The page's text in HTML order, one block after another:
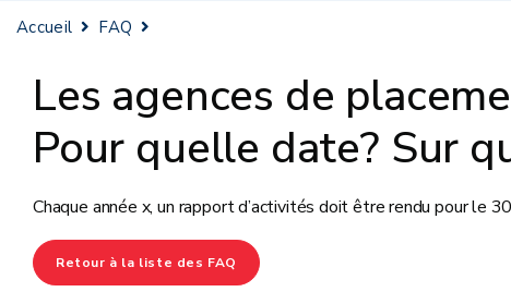
Accueil FAQ
Les agences de
Pour quelle date? Sur
Chaque année x, un rapport d’activités doit être rendu pour le
Retour à la liste des FAQ